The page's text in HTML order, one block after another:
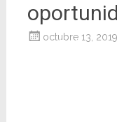
octubre 13, 2019
En la